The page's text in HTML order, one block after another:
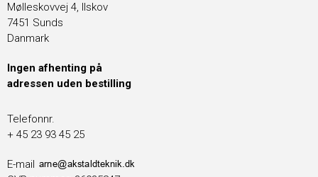
Mølleskovvej 4, Ilskov
7451 Sunds
Danmark
Ingen afhenting på
adressen uden bestilling
Telefonnr.
+ 45 23 93 45 25
E-mail